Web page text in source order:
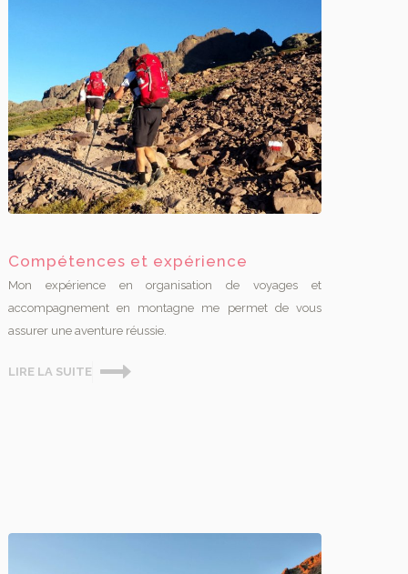
Compétences et expérience
Mon expérience en organisation de voyages et
accompagnement en montagne me permet de vous
assurer une aventure réussie.
LIRE LA SUITE